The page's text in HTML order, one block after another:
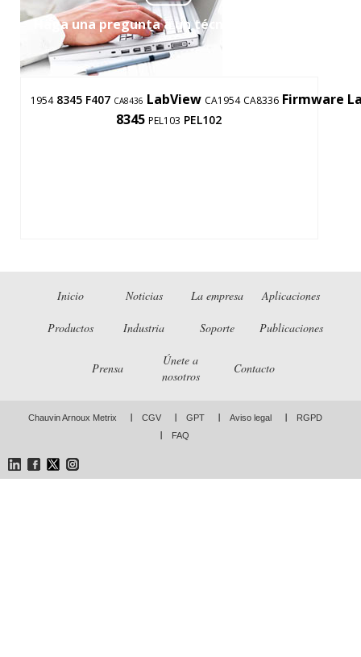
Haga una pregunta a un técnico de apoyo
1954 8345 F407 CA8436 LabView CA1954 CA8336 Firmware
8345 PEL103 PEL102
Inicio Noticias La empresa Aplicaciones
Productos Industria Soporte Publicaciones
Prensa
Únete a
nosotros
Contacto
Chauvin Arnoux Metrix CGV GPT Aviso legal
RGPD
FAQ